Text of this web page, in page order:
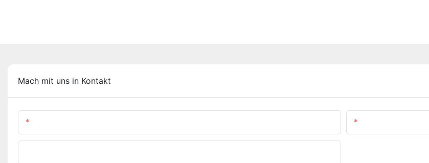
Mach mit uns in Kontakt